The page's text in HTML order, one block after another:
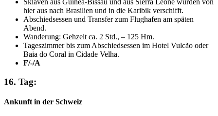
Sklaven aus Guinea-Bissau und aus Sierra Leone wurden von
hier aus nach Brasilien und in die Karibik verschifft.
Abschiedsessen und Transfer zum Flughafen am späten
Abend.
Wanderung: Gehzeit ca. 2 Std., – 125 Hm.
Tageszimmer bis zum Abschiedsessen im Hotel Vulcão oder
Baia do Coral in Cidade Velha.
F/-/A
16. Tag:
Ankunft in der Schweiz